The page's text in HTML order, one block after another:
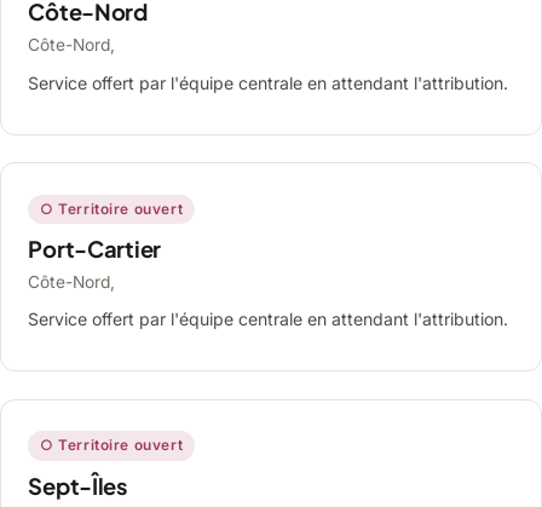
Côte-Nord
Côte-Nord,
Service offert par l'équipe centrale en attendant l'attribution.
○ Territoire ouvert
Port-Cartier
Côte-Nord,
Service offert par l'équipe centrale en attendant l'attribution.
○ Territoire ouvert
Sept-Îles